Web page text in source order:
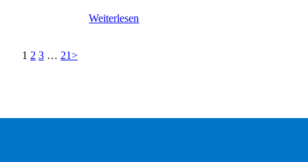
Weiterlesen
1 2 3 … 21>